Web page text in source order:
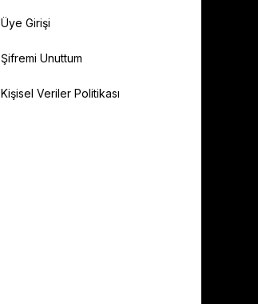
Üye Girişi
Şifremi Unuttum
Kişisel Veriler Politikası